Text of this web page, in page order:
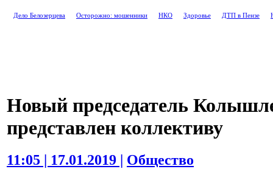
Дело Белозерцева Осторожно: мошенники НКО Здоровье ДТП в Пензе
Новый председатель
представлен коллективу
11:05 | 17.01.2019 | Общество